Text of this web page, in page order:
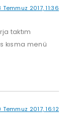
Temmuz 2017, 11:36
taktım
kısma menü
Temmuz 2017, 16:12